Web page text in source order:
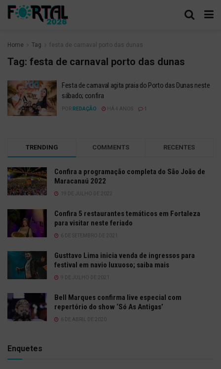
Home Tag festa de carnaval porto das dunas
Tag: festa de carnaval porto das dunas
Festa de carnaval agita praia do Porto das Dunas neste
sábado; confira
POR REDAÇÃO HÁ 4 ANOS
TRENDING COMMENTS RECENTES
Confira a programação completa do São João de
Maracanaú 2022
19 DE JULHO DE 2022
Confira 5 restaurantes temáticos em Fortaleza
para visitar neste feriado
6 DE SETEMBRO DE 2021
Gusttavo Lima inicia venda de ingressos para
festival em navio luxuoso; saiba mais
9 DE JULHO DE 2021
Bell Marques confirma live especial com
repertório do show ‘Só As Antigas’
6 DE ABRIL DE 2020
Enquetes